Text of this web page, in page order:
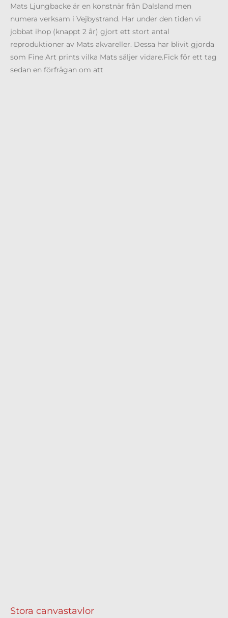
Mats Ljungbacke är en konstnär från Dalsland men
numera verksam i Vejbystrand. Har under den tiden vi
jobbat ihop (knappt 2 år) gjort ett stort antal
reproduktioner av Mats akvareller. Dessa har blivit gjorda
som Fine Art prints vilka Mats säljer vidare.Fick för ett tag
sedan en förfrågan om att
Stora canvastavlor